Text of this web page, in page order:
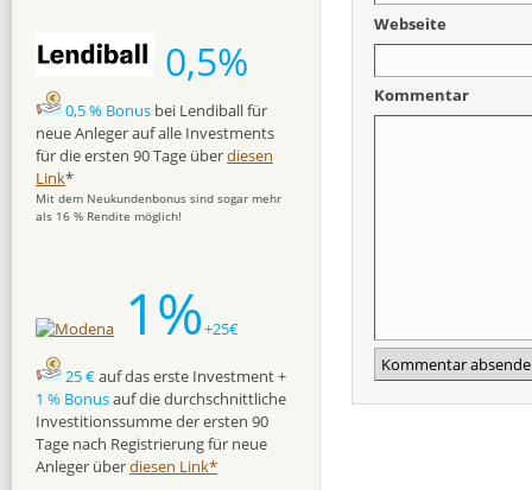
Webseite
Kommentar
0,5%
0,5 % Bonus bei Lendiball für
neue Anleger auf alle Investments
für die ersten 90 Tage überdiesen
Link*
Mit dem Neukundenbonus sind sogar mehr
als 16 % Rendite möglich!
1%+25€
25 €auf das erste Investment +
1 % Bonusauf die durchschnittliche
Investitionssumme der ersten 90
Tage nach Registrierung für neue
Anleger überdiesen Link*